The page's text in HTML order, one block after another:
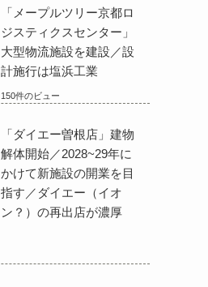
「メープルツリー京都ロ
ジスティクスセンター」
大型物流施設を建設／設
計施行は塩浜工業
150件のビュー
「ダイエー曽根店」建物
解体開始／2028~29年に
かけて新施設の開業を目
指す／ダイエー（イオ
ン？）の再出店が濃厚